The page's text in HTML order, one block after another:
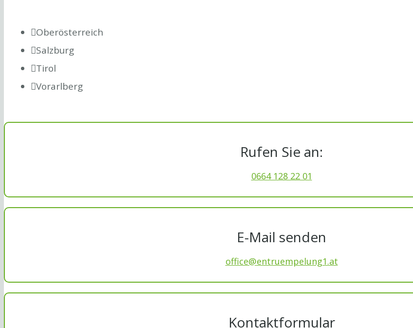
Oberösterreich
Salzburg
Tirol
Vorarlberg
Rufen Sie an:
0664 128 22 01
E-Mail senden
office@entruempelung1.at
Kontaktformular